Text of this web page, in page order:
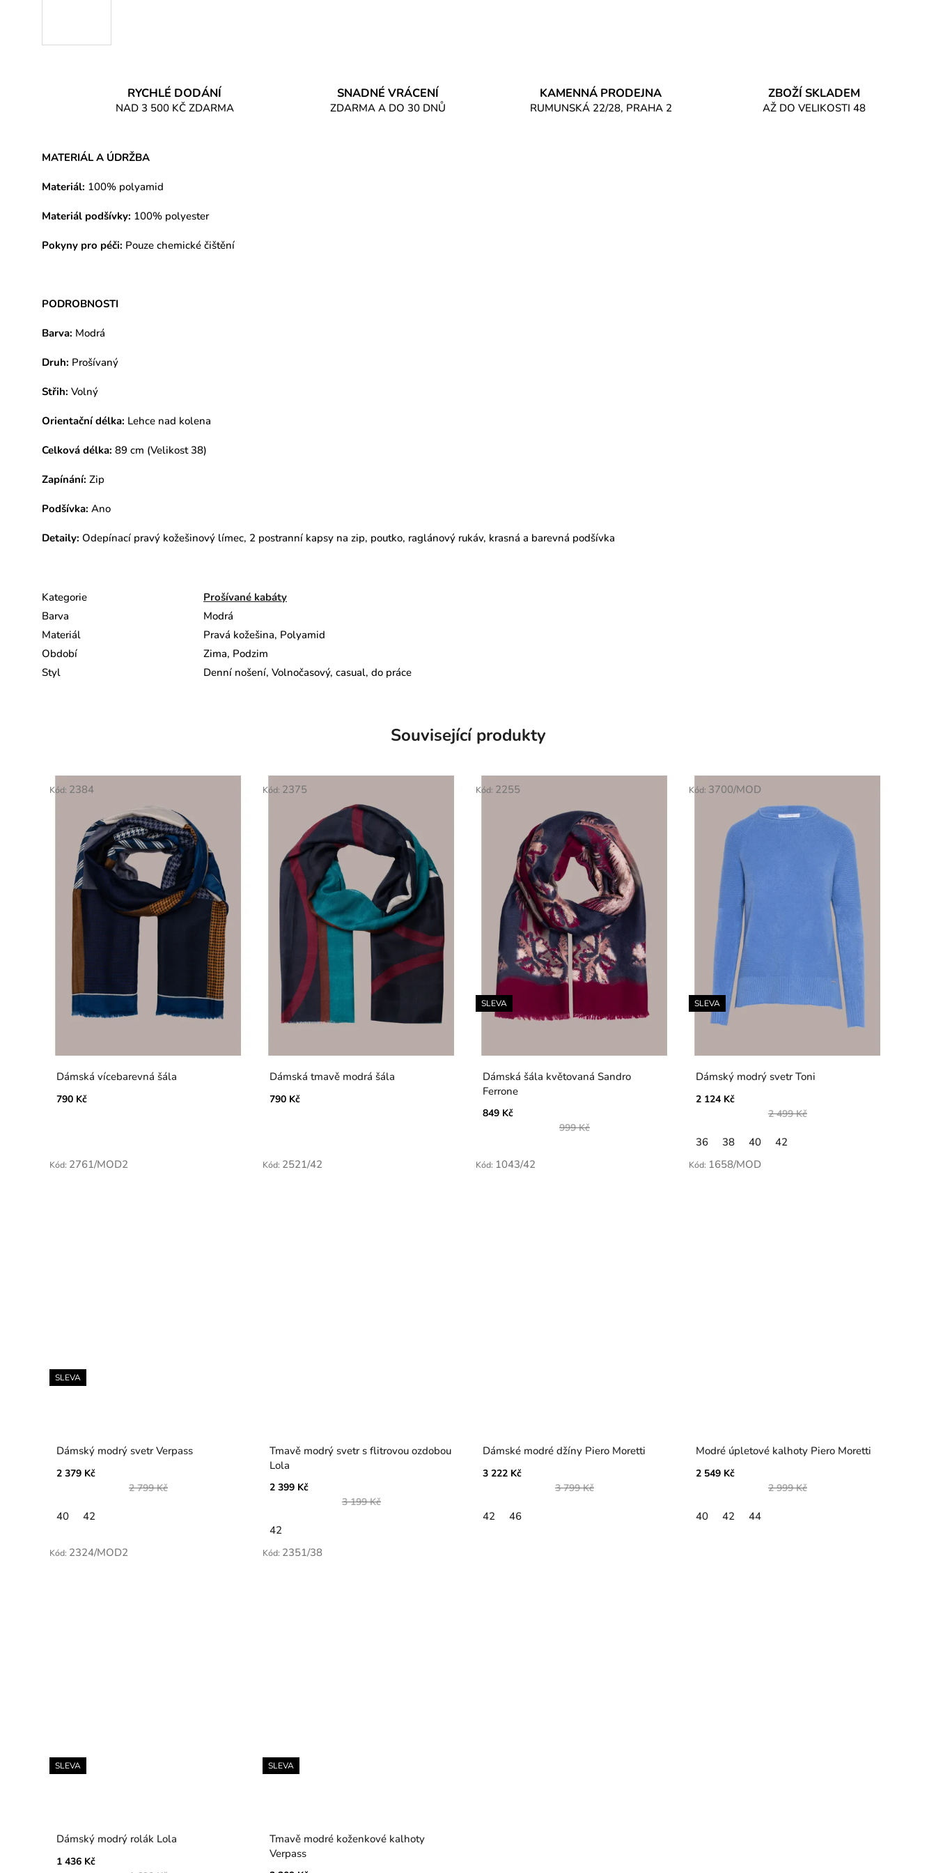
RYCHLÉ DODÁNÍ
NAD 3 500 KČ ZDARMA
SNADNÉ VRÁCENÍ
ZDARMA A DO 30 DNŮ
KAMENNÁ PRODEJNA
RUMUNSKÁ 22/28, PRAHA 2
ZBOŽÍ SKLADEM
AŽ DO VELIKOSTI 48
MATERIÁL A ÚDRŽBA
Materiál: 100% polyamid
Materiál podšívky: 100% polyester
Pokyny pro péči: Pouze chemické čištění
PODROBNOSTI
Barva: Modrá
Druh: Prošívaný
Střih: Volný
Orientační délka: Lehce nad kolena
Celková délka: 89 cm (Velikost 38)
Zapínání: Zip
Podšívka: Ano
Detaily: Odepínací pravý kožešinový límec, 2 postranní kapsy na zip, poutko, raglánový rukáv, krasná a barevná podšívka
Kategorie
Prošívané kabáty
Barva
Modrá
Materiál
Pravá kožešina, Polyamid
Období
Zima, Podzim
Styl
Denní nošení, Volnočasový, casual, do práce
Související produkty
Dámská vícebarevná šála
790 Kč
Kód: 2384
Dámská tmavě modrá šála
790 Kč
Kód: 2375
SLEVA
Dámská šála květovaná Sandro
Ferrone
849 Kč
999 Kč
Kód: 2255
SLEVA
Dámský modrý svetr Toni
2 124 Kč
2 499 Kč
36 38 40 42
Kód: 3700/MOD
SLEVA
Dámský modrý svetr Verpass
2 379 Kč
2 799 Kč
40 42
Kód: 2761/MOD2
Tmavě modrý svetr s flitrovou ozdobou
Lola
2 399 Kč
3 199 Kč
42
Kód: 2521/42
Dámské modré džíny Piero Moretti
3 222 Kč
3 799 Kč
42 46
Kód: 1043/42
Modré úpletové kalhoty Piero Moretti
2 549 Kč
2 999 Kč
40 42 44
Kód: 1658/MOD
SLEVA
Dámský modrý rolák Lola
1 436 Kč
Kód: 2324/MOD2
SLEVA
Tmavě modré koženkové kalhoty
Verpass
Kód: 2351/38